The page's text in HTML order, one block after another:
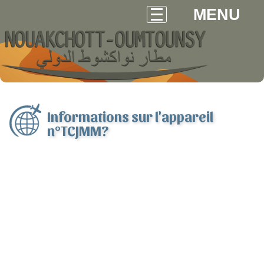
MENU
Informations sur l'appareil
n°TCJMM?